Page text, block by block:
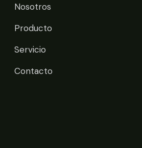
Nosotros
Producto
Servicio
Contacto